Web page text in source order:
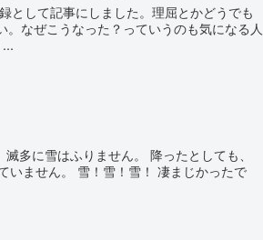
として記事にしました。理屈とかどうでも
なぜこうなった？っていうのも気になる人
多に雪はふりません。 降ったとしても、
いません。 雪！雪！雪！ 凄まじかったで